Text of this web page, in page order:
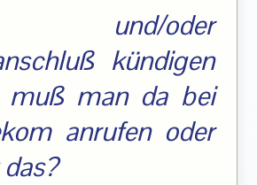
und/oder
kündigen
muß man da bei
anrufen oder